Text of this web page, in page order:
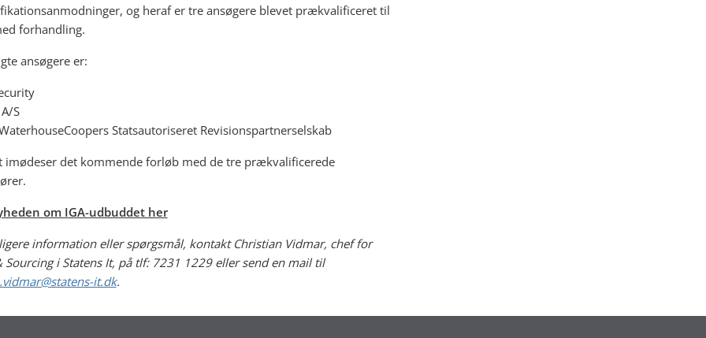
og heraf er tre ansøgere blevet prækvalificeret til
forhandling.
ansøgere er:
S
Statsautoriseret Revisionspartnerselskab
imødeser det kommende forløb med de tre prækvalificerede
om IGA-udbuddet her
information eller spørgsmål, kontakt Christian Vidmar, chef for
Sourcing i Statens It, på tlf: 7231 1229 eller send en mail til
it.dk.